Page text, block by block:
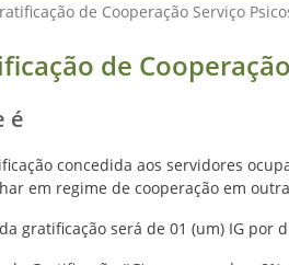
de Cooperação Serviço
- Res.
de
é
concedida aos servidores
em regime de cooperação em
gratificação será de 01 (um) IG por